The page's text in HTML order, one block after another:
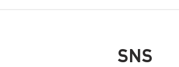
SNS